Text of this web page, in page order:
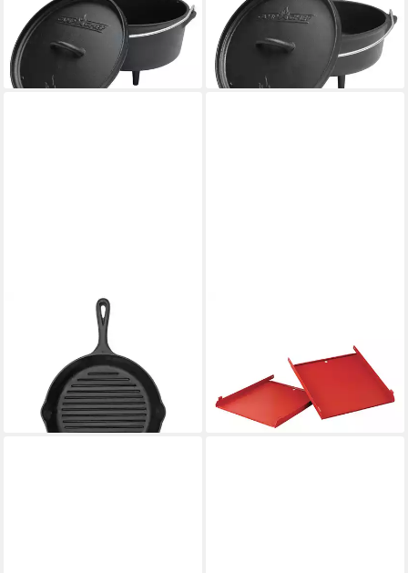
Deep Dutch Oven SDO-10D,
Gusseisen
59,90 €
lieferbar - in 4-5 Werktagen bei dir
Dutch Oven SDO-10,
Gusseisen
62,90 €
lieferbar - in 4-5 Werktagen bei dir
Grillpfanne Camp Chef Cast
Iron Pfanne mit Riffelboden
30 cm (SK12R)
36,90 €
lieferbar - in 4-5 Werktagen bei dir
Seitenablagen klappbar für
Camp Table CT38, 2er Set
54,90 €
lieferbar - in 4-5 Werktagen bei dir